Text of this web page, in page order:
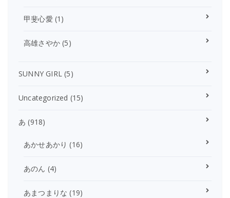
甲斐心愛 (1)
高雄さやか (5)
SUNNY GIRL (5)
Uncategorized (15)
あ (918)
あかせあかり (16)
あのん (4)
あまつまりな (19)